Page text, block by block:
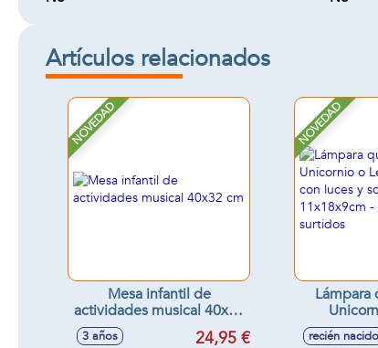
Artículos relacionados
NOVEDAD
Mesa infantil de
actividades musical 40x32
3 años 24,95 €
NOVEDAD
Lámpara
recién nacido